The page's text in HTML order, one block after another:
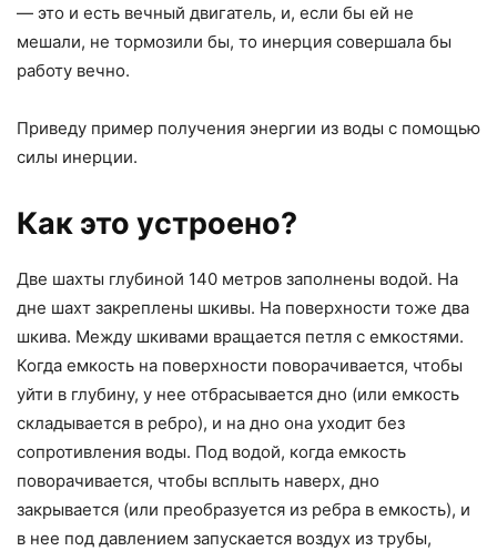
— это и есть вечный двигатель, и, если бы ей не
мешали, не тормозили бы, то инерция совершала бы
работу вечно.
Приведу пример получения энергии из воды с помощью
силы инерции.
Как это устроено?
Две шахты глубиной 140 метров заполнены водой. На
дне шахт закреплены шкивы. На поверхности тоже два
шкива. Между шкивами вращается петля с емкостями.
Когда емкость на поверхности поворачивается, чтобы
уйти в глубину, у нее отбрасывается дно (или емкость
складывается в ребро), и на дно она уходит без
сопротивления воды. Под водой, когда емкость
поворачивается, чтобы всплыть наверх, дно
закрывается (или преобразуется из ребра в емкость), и
в нее под давлением запускается воздух из трубы,